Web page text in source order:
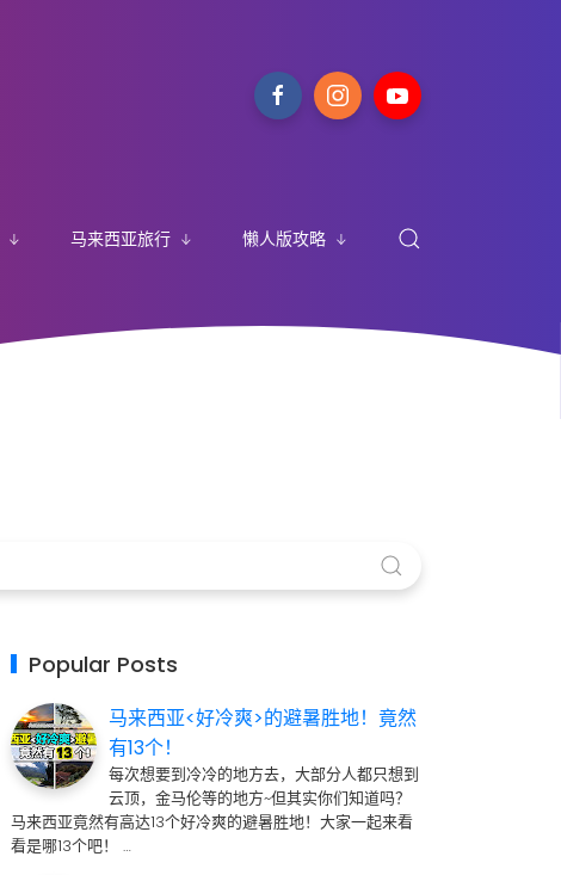
马来西亚旅行 懒人版攻略
Popular Posts
马来西亚<好冷爽>的避暑胜地！竟然
有13个！
每次想要到冷冷的地方去，大部分人都只想到
云顶，金马伦等的地方~但其实你们知道吗？
马来西亚竟然有高达13个好冷爽的避暑胜地！大家一起来看
看是哪13个吧！ …